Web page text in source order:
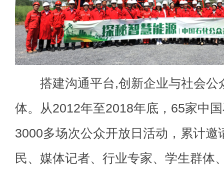
搭建沟通平台,创新企业与社会公
体。从2012年至2018年底，65家中
3000多场次公众开放日活动，累计邀
民、媒体记者、行业专家、学生群体